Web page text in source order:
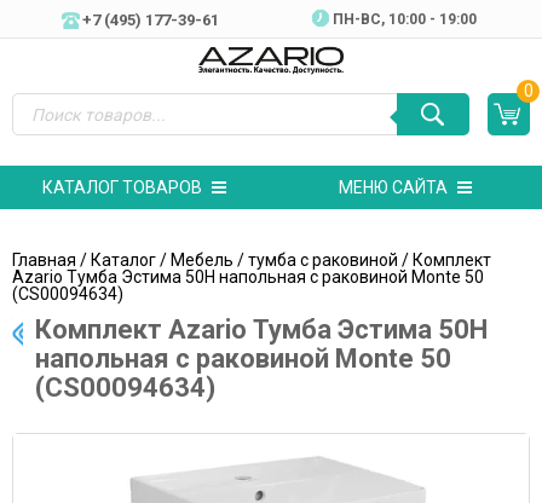
+7 (495) 177-39-61 ПН-ВC, 10:00 - 19:00
0
КАТАЛОГ ТОВАРОВ МЕНЮ САЙТА
Главная /Каталог/Мебель /тумба с раковиной / Комплект
Azario Тумба Эстима 50Н напольная с раковиной Monte 50
(CS00094634)
Комплект Azario Тумба Эстима 50Н
напольная с раковиной Monte 50
(CS00094634)